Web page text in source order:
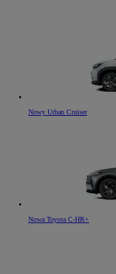
Nowy Urban Cruiser
Nowa Toyota C-HR+